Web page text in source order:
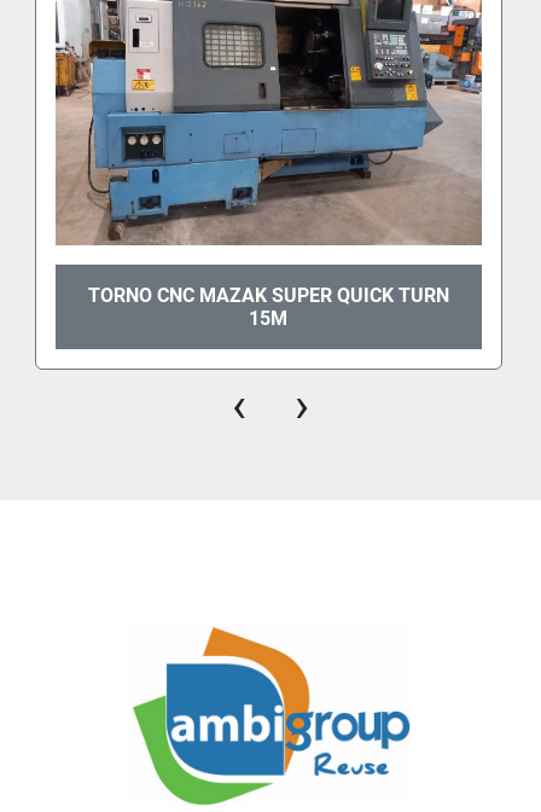
TORNO CNC MAZAK SUPER QUICK TURN
15M
‹ ›